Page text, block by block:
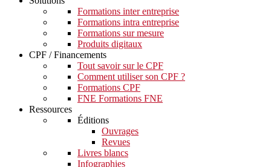
Formations inter entreprise
Formations intra entreprise
Formations sur mesure
Produits digitaux
CPF / Financements
Tout savoir sur le CPF
Comment utiliser son CPF ?
Formations CPF
FNE Formations FNE
Ressources
Éditions
Ouvrages
Revues
Livres blancs
Infographies